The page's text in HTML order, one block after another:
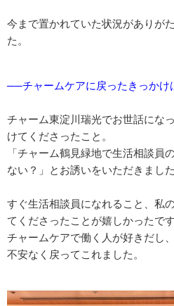
今まで置かれていた状況がありが
た。
──チャームケアに戻ったきっかけ
チャーム東淀川瑞光でお世話にな
けてくださったこと。
「チャーム鶴見緑地で生活相談員
ない？」とお誘いをいただきました
すぐ生活相談員になれること、私
てくださったことが嬉しかったです
チャームケアで働く人が好きだし
不安なく戻ってこれました。